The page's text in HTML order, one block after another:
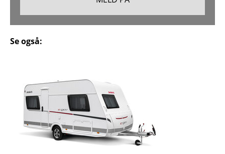
Se også: